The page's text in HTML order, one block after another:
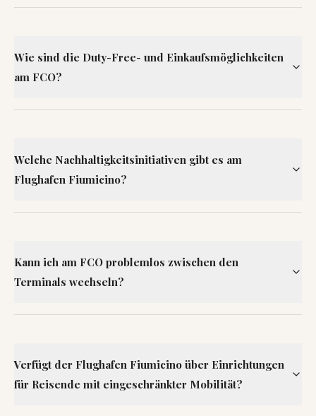
Wie sind die Duty-Free- und Einkaufsmöglichkeiten
am FCO?
Welche Nachhaltigkeitsinitiativen gibt es am
Flughafen Fiumicino?
Kann ich am FCO problemlos zwischen den
Terminals wechseln?
Verfügt der Flughafen Fiumicino über Einrichtungen
für Reisende mit eingeschränkter Mobilität?